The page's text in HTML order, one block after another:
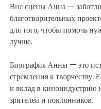
Вне сцены Анна —
благотворительных
для того, чтобы помочь
лучше.
Биография Анны — это
стремления к творчеству.
и вклад в киноиндустрию
зрителей и поклонников.